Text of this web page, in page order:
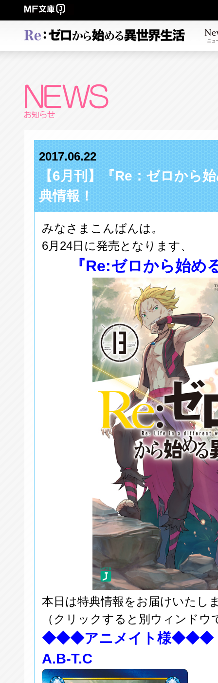
2017.06.22
【6月刊】『Re：ゼロから
典情報！
みなさまこんばんは。
6月24日に発売となります、
『Re:ゼロから始め
本日は特典情報をお届けいたし
（クリックすると別ウィンド
◆◆◆アニメイト様◆◆◆
A.B-T.C